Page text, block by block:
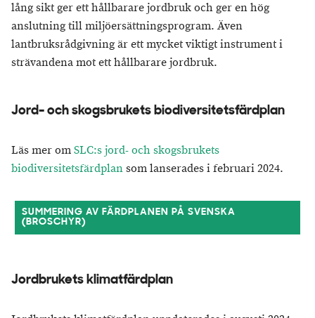
lång sikt ger ett hållbarare jordbruk och ger en hög
anslutning till miljöersättningsprogram. Även
lantbruksrådgivning är ett mycket viktigt instrument i
strävandena mot ett hållbarare jordbruk.
Jord- och skogsbrukets biodiversitetsfärdplan
Läs mer omSLC:s jord- och skogsbrukets
biodiversitetsfärdplansom lanserades i februari 2024.
SUMMERING AV FÄRDPLANEN PÅ SVENSKA
(BROSCHYR)
Jordbrukets klimatfärdplan